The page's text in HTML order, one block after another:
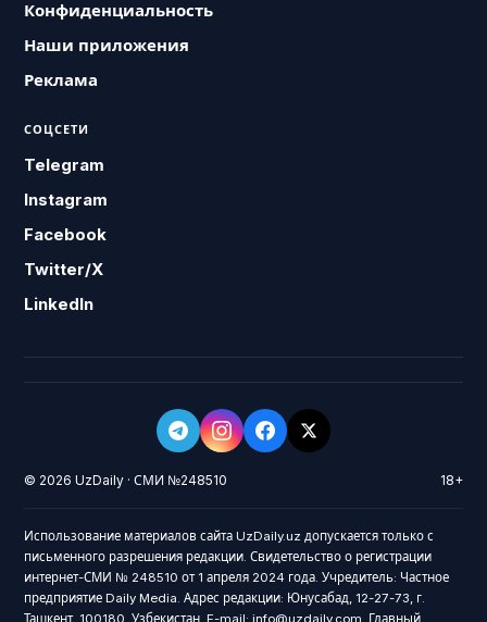
Конфиденциальность
Наши приложения
Реклама
СОЦСЕТИ
Telegram
Instagram
Facebook
Twitter/X
LinkedIn
© 2026 UzDaily · СМИ №248510 18+
Использование материалов сайта UzDaily.uz допускается только с
письменного разрешения редакции. Свидетельство о регистрации
интернет-СМИ № 248510 от 1 апреля 2024 года. Учредитель: Частное
предприятие Daily Media. Адрес редакции: Юнусабад, 12-27-73, г.
Ташкент, 100180, Узбекистан. E-mail: info@uzdaily.com. Главный